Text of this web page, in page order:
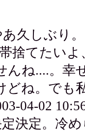
久しぶり
捨てたいよ
んね....。幸
どね。でも
04-02
決定。冷め